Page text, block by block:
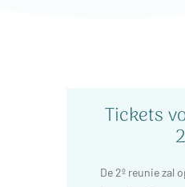
Tickets
De 2º reunie zal